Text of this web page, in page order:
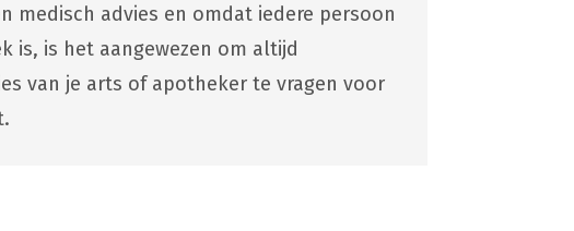
medisch advies en omdat iedere persoon
is, is het aangewezen om altijd
van je arts of apotheker te vragen voor